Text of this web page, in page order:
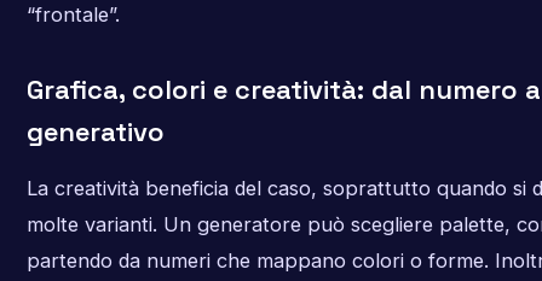
“frontale”.
Grafica, colori e creatività: dal numero
generativo
La creatività beneficia del caso, soprattutto quando si
molte varianti. Un generatore può scegliere palette,
partendo da numeri che mappano colori o forme.